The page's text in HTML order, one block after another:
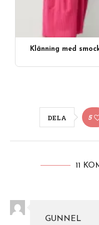
Klänning med
DELA 5
11
GUNNEL